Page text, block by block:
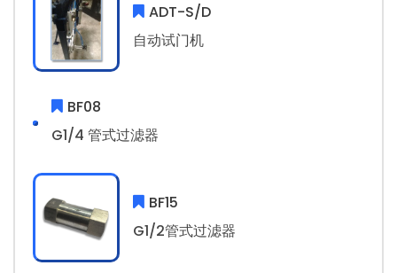
ADT-S/D
自动试门机
BF08
G1/4 管式过滤器
BF15
G1/2管式过滤器